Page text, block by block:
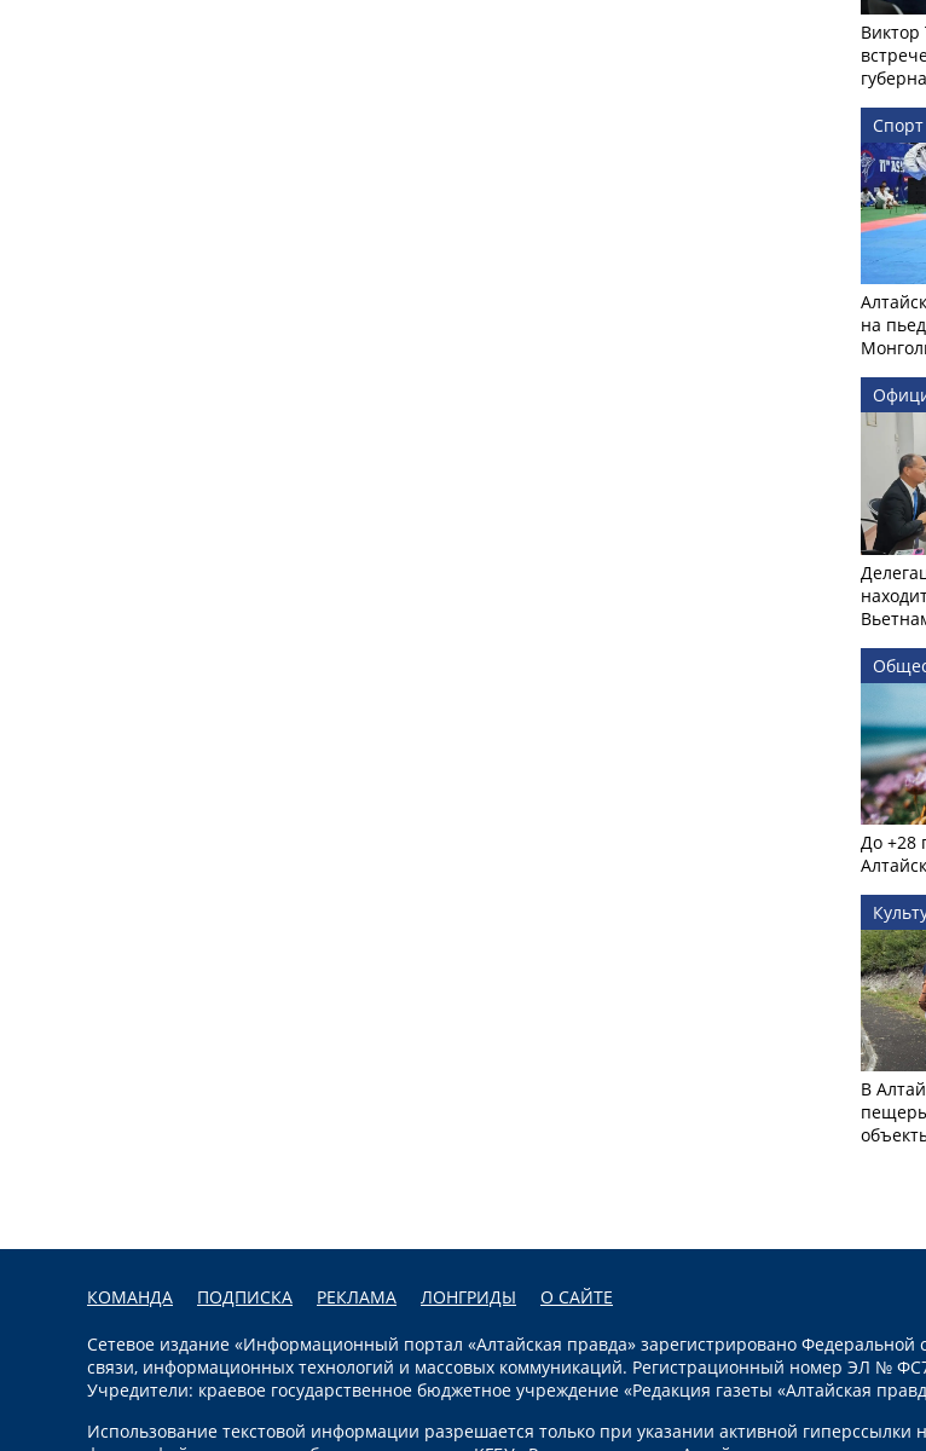
Спорт
на
До +28
В
КОМАНДА ПОДПИСКА РЕКЛАМА ЛОНГРИДЫ О САЙТЕ
Сетевое издание «Информационный портал «Алтайская правда» зарегистрировано Федеральной
связи, информационных технологий и массовых коммуникаций. Регистрационный номер ЭЛ №
Учредители: краевое государственное бюджетное учреждение «Редакция газеты «Алтайская
Использование текстовой информации разрешается только при указании активной гиперссылки